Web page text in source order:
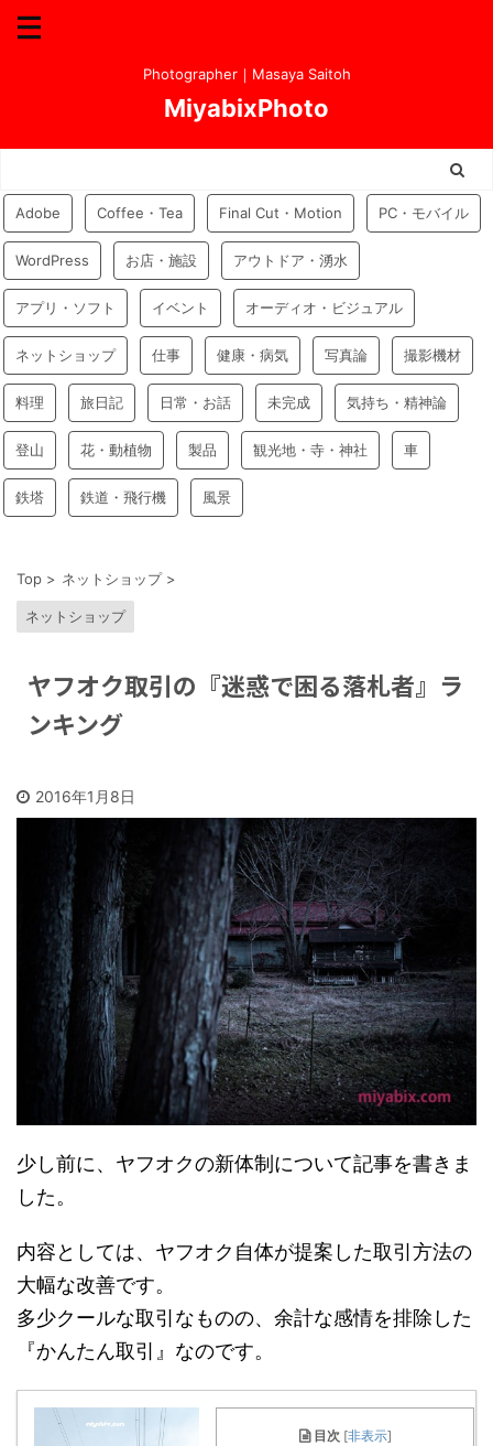
Photographer｜Masaya Saitoh
MiyabixPhoto
Adobe Coffee・Tea Final Cut・Motion PC・モバイル
WordPress お店・施設 アウトドア・湧水
アプリ・ソフト イベント オーディオ・ビジュアル
ネットショップ 仕事 健康・病気 写真論 撮影機材
料理 旅日記 日常・お話 未完成 気持ち・精神論
登山 花・動植物 製品 観光地・寺・神社 車
鉄塔 鉄道・飛行機 風景
Top > ネットショップ >
ネットショップ
ヤフオク取引の『迷惑で困る落札者』ラ
ンキング
2016年1月8日
少し前に、ヤフオクの新体制について記事を書きま
した。
内容としては、ヤフオク自体が提案した取引方法の
大幅な改善です。
多少クールな取引なものの、余計な感情を排除した
『かんたん取引』なのです。
目次 [非表示]